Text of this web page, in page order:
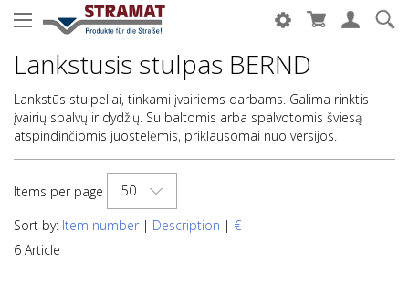
Lankstusis stulpas BERND
Lankstūs stulpeliai, tinkami įvairiems darbams. Galima rinktis
įvairių spalvų ir dydžių. Su baltomis arba spalvotomis šviesą
atspindinčiomis juostelėmis, priklausomai nuo versijos.
Items per page
50
Sort by: Item number | Description | €
6 Article